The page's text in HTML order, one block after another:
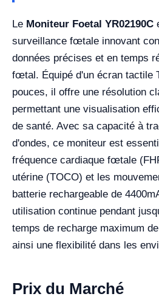
Le Moniteur Foetal YR02190C
surveillance fœtale innovant
données précises et en temps
fœtal. Équipé d'un écran tactile
pouces, il offre une résolution
permettant une visualisation
de santé. Avec sa capacité à
d'ondes, ce moniteur est
fréquence cardiaque fœtale
utérine (TOCO) et les
batterie rechargeable de
utilisation continue pendant
temps de recharge maximum
ainsi une flexibilité dans les
Prix du Marché